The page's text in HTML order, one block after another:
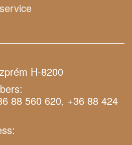
H-8200
88 560 620, +36 88 424